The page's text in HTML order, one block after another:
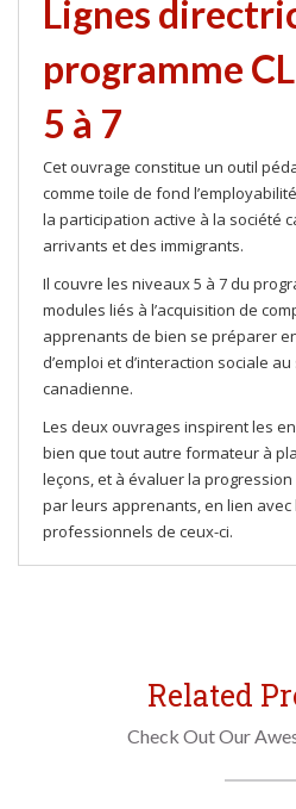
Lignes
programme
5 à 7
Cet ouvrage constitue un outil
comme toile de fond
la participation active à la société
arrivants et des immigrants.
Il couvre les niveaux 5 à 7 du
modules liés à l’acquisition de
apprenants de bien se préparer
d’emploi et d’interaction sociale
canadienne.
Les deux ouvrages inspirent les
bien que tout autre formateur à
leçons, et à évaluer la progression
par leurs apprenants, en lien
professionnels de ceux-ci.
Related
Check Out Our